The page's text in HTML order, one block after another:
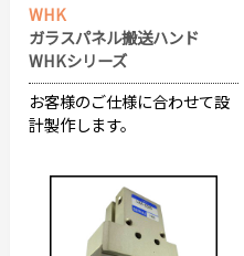
WHK
ガラスパネル搬送ハンド
WHKシリーズ
お客様のご仕様に合わせて設
計製作します。